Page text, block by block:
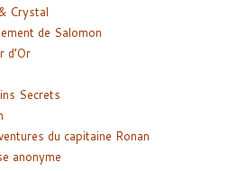
Crystal
de Salomon
d’Or
Secrets
du capitaine Ronan
anonyme